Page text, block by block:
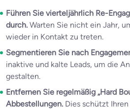
Führen Sie vierteljährlich Re-
durch. Warten Sie nicht ein Jahr,
wieder in Kontakt zu treten.
Segmentieren Sie nach
inaktive und kalte Leads, um die
gestalten.
Entfernen Sie regelmäßig „Hard
Abbestellungen. Dies schützt